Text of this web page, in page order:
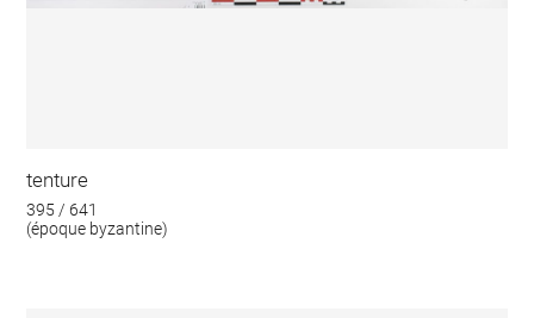
tenture
395 / 641
(époque byzantine)